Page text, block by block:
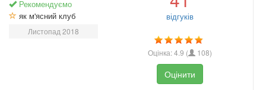
Рекомендуємо
як м'ясний клуб
Листопад 2018
відгуків
Оцінка:4.9 ( 108)
Оцінити